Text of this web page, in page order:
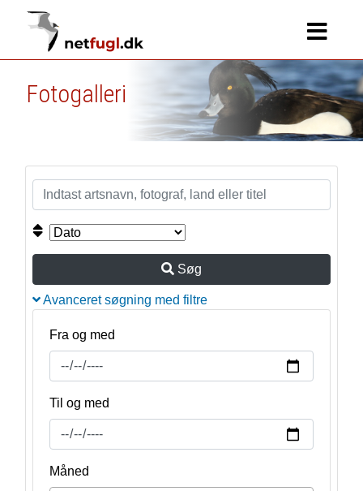
Fotogalleri
Søg
Avanceret søgning med filtre
Fra og med
Til og med
Måned